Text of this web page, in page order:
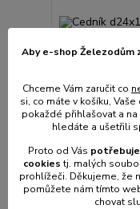
Cedník
stojící, 2ucha, NR
plech
Aby e-shop
Chceme Vám zaručit co
si, co máte v košíku,
pokaždé přihlašovat a
hledáte a ušetřili
Proto od Vás
cookiestj. malých
prohlížeči. Děkujeme, že
pomůžete nám tímto
chovat